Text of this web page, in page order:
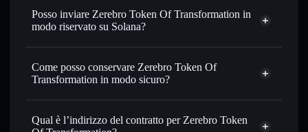
Scambiare istantaneamente
migliore con il routing intelligente dell’ordine
Impostare ordini limite— automatizza i tuoi trade al
prezzo desiderato di GAYCOIN
Usare il DCA— applica la strategia dollar-cost average su
Inviare in modo riservato
— trasferisci GAYCOIN senza
Posso inviare Zerebro Token Of Transformation in
modo riservato su Solana?
wallet Solflare
Aggregatore di privacy
Token Of Transformation
Come posso conservare Zerebro Token Of
Transformation in modo sicuro?
Zerebro Token Of
Solflare
Qual è l’indirizzo del contratto per Zerebro Token